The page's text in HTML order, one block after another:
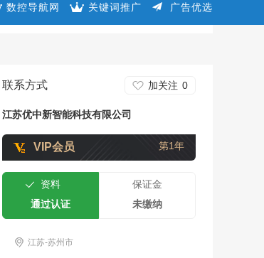
广告优选
关键词推广
数控导航网
联系方式 加关注 0
江苏优中新智能科技有限公司
VIP会员 第1年
资料
通过认证
保证金
未缴纳
江苏-苏州市